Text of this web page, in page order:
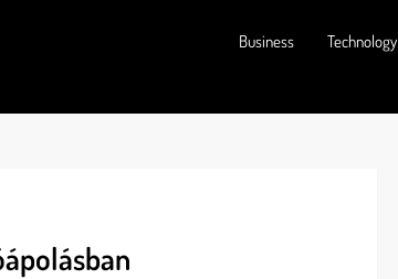
Business Technology